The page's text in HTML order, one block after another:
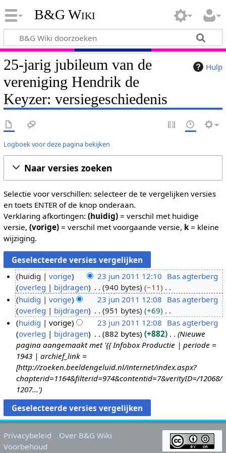
B&G Wiki
Hulp
25-jarig jubileum van de
vereniging Hendrik de
Keyzer: versiegeschiedenis
Logboek voor deze pagina bekijken
Naar versies zoeken
Selectie voor verschillen: selecteer de te vergelijken versies
en toets ENTER of de knop onderaan.
Verklaring afkortingen: (huidig)= verschil met huidige
versie, (vorige)= verschil met voorgaande versie, k= kleine
wijziging.
3
u
huidig vorige 23 jun 2011 12:10 Bas agterberg
overleg
bijdragen 940 bytes
−11
G
e
e
n
b
e
w
e
r
k
i
n
huidig vorige 23 jun 2011 12:08 Bas agterberg
overleg
bijdragen 951 bytes
+69
G
e
e
n
b
e
w
e
r
k
i
n
huidig vorige 23 jun 2011 12:08 Bas agterberg
overleg
bijdragen 882 bytes +882
Nieuwe
pagina aangemaakt met '{{ Infobox Productie | periode =
1943 | archief_link =
[http://zoeken.beeldengeluid.nl/internet/index.aspx?
chapterid=1164&filterid=974&contentid=7&verityID=/12068/
1207...'
Privacybeleid
Over B&G Wiki
Voorbehoud